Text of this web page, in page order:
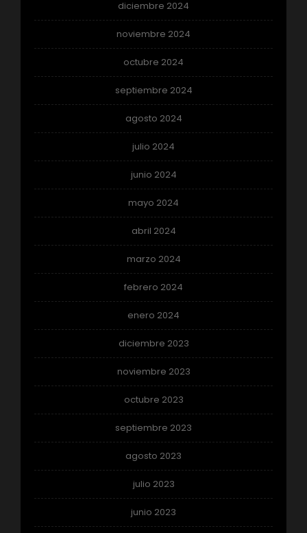
diciembre 2024
noviembre 2024
octubre 2024
septiembre 2024
agosto 2024
julio 2024
junio 2024
mayo 2024
abril 2024
marzo 2024
febrero 2024
enero 2024
diciembre 2023
noviembre 2023
octubre 2023
septiembre 2023
agosto 2023
julio 2023
junio 2023